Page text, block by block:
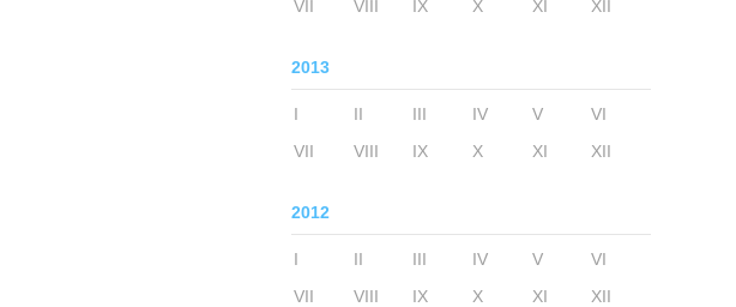
VII
VIII IX X XI XII
2013
I II III IV V
VI
VII
VIII IX X XI XII
2012
I II III IV V
VI
VII
VIII IX X XI XII